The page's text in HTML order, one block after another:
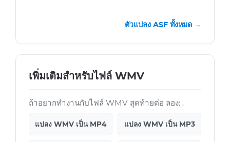
ตัวแปลง ASF ทั้งหมด →
เพิ่มเติมสำหรับไฟล์ WMV
ถ้าอยากทำงานกับไฟล์ WMV สุดท้ายต่อ ลอง: .
แปลง WMV เป็น MP4 แปลง WMV เป็น MP3